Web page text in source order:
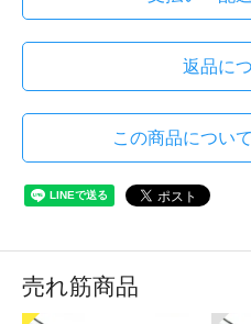
返品に
この商品につい
売れ筋商品